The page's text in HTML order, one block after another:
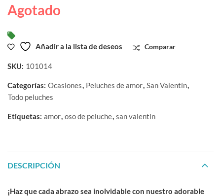
Agotado
Añadir a la lista de deseos Comparar
SKU: 101014
Categorías: Ocasiones, Peluches de amor, San Valentín,
Todo peluches
Etiquetas: amor, oso de peluche, san valentin
DESCRIPCIÓN
¡Haz que cada abrazo sea inolvidable con nuestro adorable